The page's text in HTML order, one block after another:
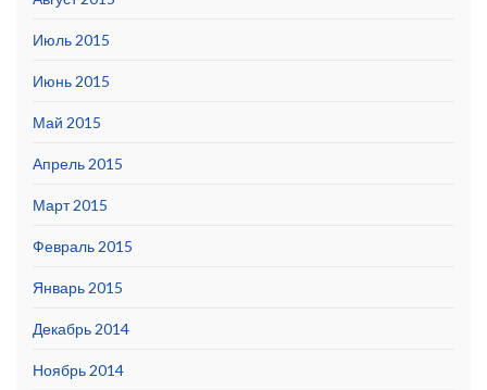
Июль 2015
Июнь 2015
Май 2015
Апрель 2015
Март 2015
Февраль 2015
Январь 2015
Декабрь 2014
Ноябрь 2014